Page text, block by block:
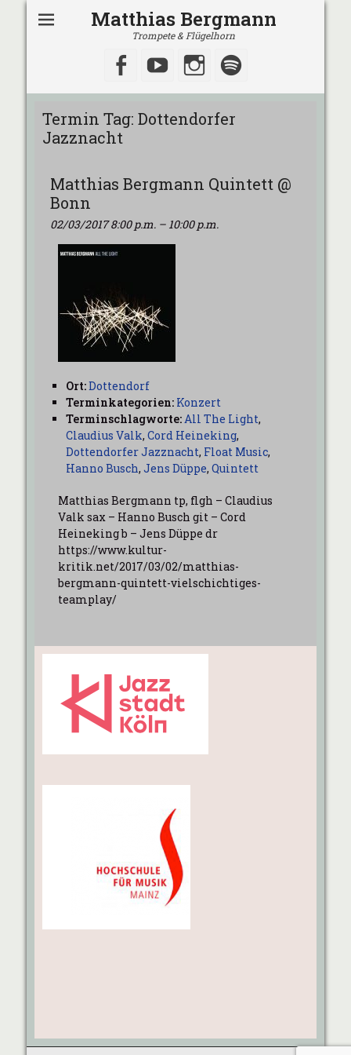
Matthias Bergmann
Trompete & Flügelhorn
Facebook
YouTubeInstagram
Termin Tag: Dottendorfer
Jazznacht
Matthias Bergmann Quintett @
Bonn
02/03/2017 8:00 p.m. – 10:00 p.m.
Ort:Dottendorf
Terminkategorien: Konzert
Terminschlagworte:All The Light,
Claudius Valk, Cord Heineking,
Dottendorfer Jazznacht, Float Music,
Hanno Busch, Jens Düppe, Quintett
Matthias Bergmann tp, flgh – Claudius
Valk sax – Hanno Busch git – Cord
Heineking b – Jens Düppe dr
https://www.kultur-
kritik.net/2017/03/02/matthias-
bergmann-quintett-vielschichtiges-
teamplay/